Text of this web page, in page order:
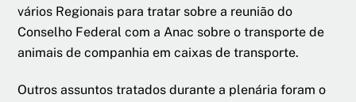
vários Regionais para tratar sobre a reunião do
Conselho Federal com a Anac sobre o transporte de
animais de companhia em caixas de transporte.
Outros assuntos tratados durante a plenária foram o